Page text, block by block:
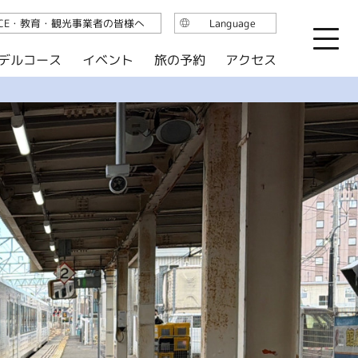
ルコース イベント 旅の予約 アクセス
・教育・観光事業者の皆様へ Language
English
简体中文
한국어